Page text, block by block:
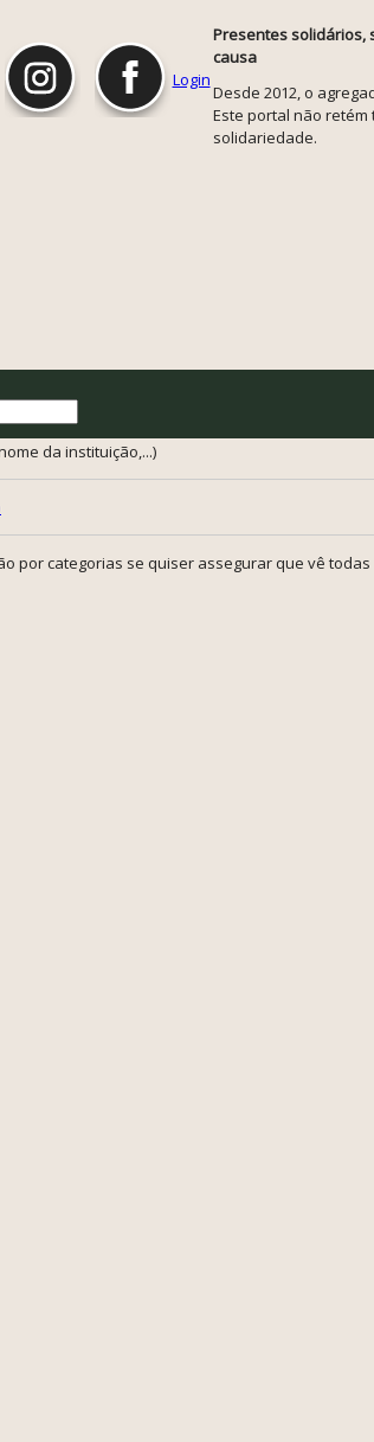
Login
Presentes solidários,
causa
Desde 2012, o
Este portal não
solidariedade.
da instituição,...)
por categorias se quiser assegurar que vê